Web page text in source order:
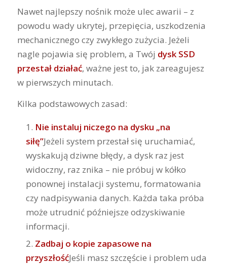
Nawet najlepszy nośnik może ulec awarii – z
powodu wady ukrytej, przepięcia, uszkodzenia
mechanicznego czy zwykłego zużycia. Jeżeli
nagle pojawia się problem, a Twój dysk SSD
przestał działać, ważne jest to, jak zareagujesz
w pierwszych minutach.
Kilka podstawowych zasad:
Nie instaluj niczego na dysku „na
siłę”Jeżeli system przestał się uruchamiać,
wyskakują dziwne błędy, a dysk raz jest
widoczny, raz znika – nie próbuj w kółko
ponownej instalacji systemu, formatowania
czy nadpisywania danych. Każda taka próba
może utrudnić późniejsze odzyskiwanie
informacji.
Zadbaj o kopie zapasowe na
przyszłośćJeśli masz szczęście i problem uda